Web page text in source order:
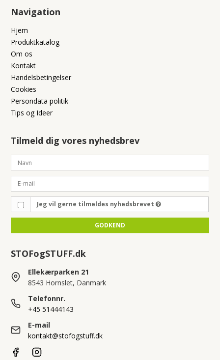
Navigation
Hjem
Produktkatalog
Om os
Kontakt
Handelsbetingelser
Cookies
Persondata politik
Tips og Ideer
Tilmeld dig vores nyhedsbrev
Jeg vil gerne tilmeldes nyhedsbrevet
GODKEND
STOFogSTUFF.dk
Ellekærparken 21
8543 Hornslet, Danmark
Telefonnr.
+45 51444143
E-mail
kontakt@stofogstuff.dk